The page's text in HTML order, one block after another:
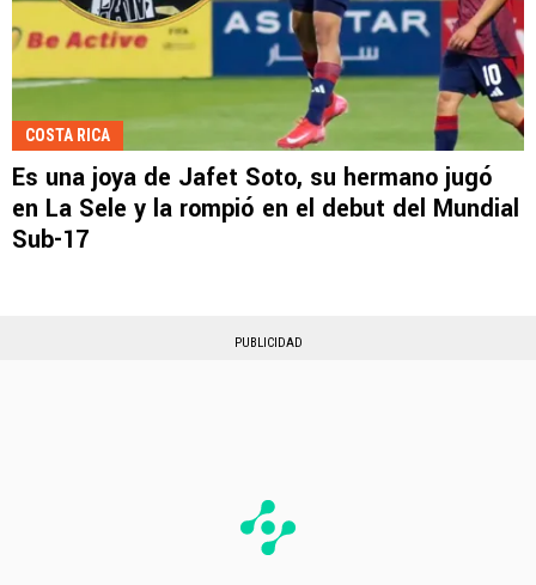
COSTA RICA
Es una joya de Jafet Soto, su hermano jugó
en La Sele y la rompió en el debut del Mundial
Sub-17
PUBLICIDAD